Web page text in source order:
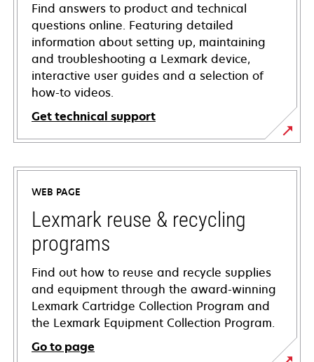
Find answers to product and technical
questions online. Featuring detailed
information about setting up, maintaining
and troubleshooting a Lexmark device,
interactive user guides and a selection of
how-to videos.
Get technical support
opens
in
new
tab
WEB PAGE
Lexmark reuse & recycling
programs
Find out how to reuse and recycle supplies
and equipment through the award-winning
Lexmark Cartridge Collection Program and
the Lexmark Equipment Collection Program.
Go to page